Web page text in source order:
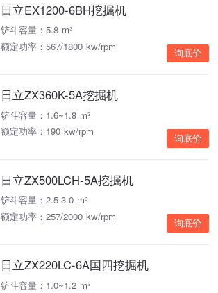
日立EX1200-6BH挖掘机
铲斗容量：5.8 m³
额定功率：567/1800 kw/rpm
询底价
日立ZX360K-5A挖掘机
铲斗容量：1.6~1.8 m³
额定功率：190 kw/rpm
询底价
日立ZX500LCH-5A挖掘机
铲斗容量：2.5-3.0 m³
额定功率：257/2000 kw/rpm
询底价
日立ZX220LC-6A国四挖掘机
铲斗容量：1.0~1.2 m³